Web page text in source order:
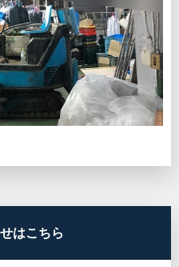
はこちら